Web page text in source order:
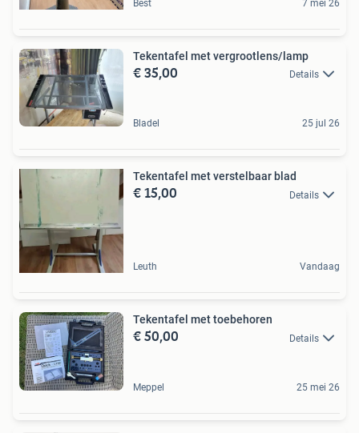
Best 7 mei 26
Tekentafel met vergrootlens/lamp
€ 35,00 Details
Bladel 25 jul 26
Tekentafel met verstelbaar blad
€ 15,00 Details
Leuth Vandaag
Tekentafel met toebehoren
€ 50,00 Details
Meppel 25 mei 26